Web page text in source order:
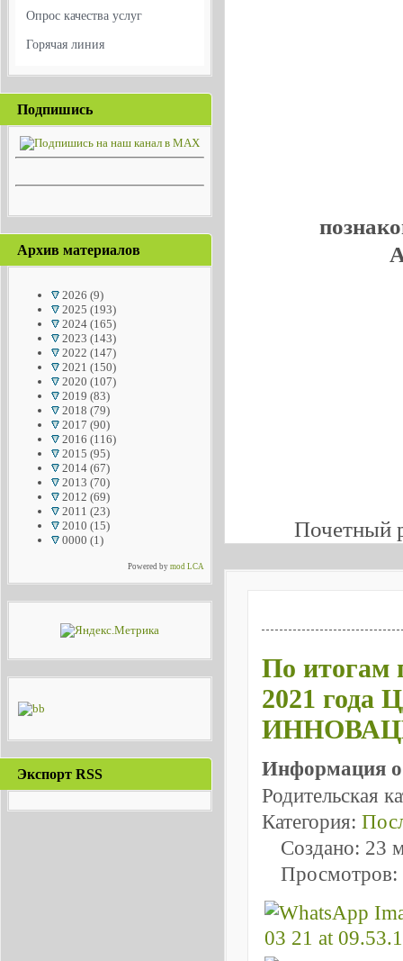
Опрос качества услуг
Горячая линия
Подпишись
Архив материалов
2026 (9)
2025 (193)
2024(165)
2023 (143)
2022 (147)
2021 (150)
2020 (107)
2019 (83)
2018 (79)
2017 (90)
2016 (116)
2015 (95)
2014(67)
2013 (70)
2012 (69)
2011 (23)
2010 (15)
0000 (1)
Powered bymod LCA
Экспорт RSS
Почетный
По итогам
2021 года
Информация о
Родительская
Категория:
Создано: 23
Просмотров: